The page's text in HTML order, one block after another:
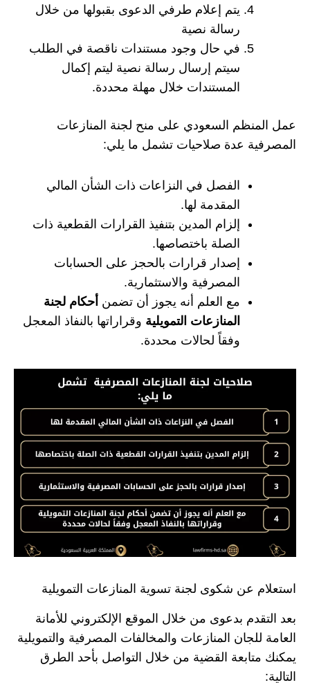
يتم إعلام طرفي الدعوى بقبولها من خلال
رسالة نصية
في حال وجود مستندات ناقصة في الطلب
سيتم إرسال رسالة نصية ليتم إكمال
المستندات خلال مهلة محددة.
عمل المنظم السعودي على منح لجنة المنازعات
المصرفية عدة صلاحيات تشمل ما يلي:
الفصل في النزاعات ذات الشأن المالي
المقدمة لها.
إلزام المدين بتنفيذ القرارات القطعية ذات
الصلة باختصاصها.
إصدار قرارات بالحجز على الحسابات
المصرفية والاستثمارية.
مع العلم أنه يجوز أن تضمن أحكام لجنة
المنازعات التمويلية وقراراتها بالنفاذ المعجل
وفقاً لحالات محددة.
استعلام عن شكوى لجنة تسوية المنازعات التمويلية
بعد التقدم بدعوى من خلال الموقع الإلكتروني للأمانة
العامة للجان المنازعات والمخالفات المصرفية والتمويلية
يمكنك متابعة القضية من خلال التواصل بأحد الطرق
التالية: